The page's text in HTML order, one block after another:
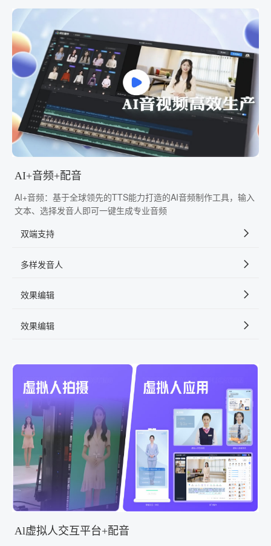
AI+音频+配音
AI+音频：基于全球领先的TTS能力打造的AI音频制作工具，输入
文本、选择发音人即可一键生成专业音频
双端支持
多样发音人
效果编辑
效果编辑
Al虚拟人交互平台+配音